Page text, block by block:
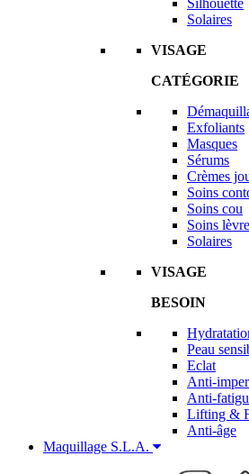
Silhouette
Solaires
VISAGE
CATÉGORIE
Exfoliants
Masques
Sérums
Crèmes
Soins
Soins cou
Soins
Solaires
VISAGE
BESOIN
Peau
Eclat
Anti-
Anti-
Lifting &
Anti-âge
Maquillage S.L.A.